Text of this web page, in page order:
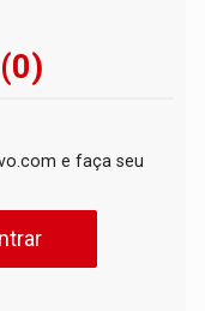
e faça seu